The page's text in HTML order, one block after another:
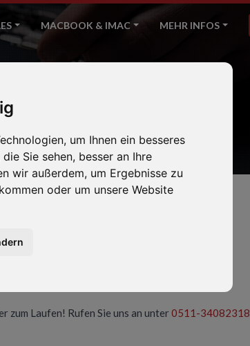
um Ihnen ein besseres
Sie sehen, besser an Ihre
wir außerdem, um Ergebnisse zu
oder um unsere Website
MACBOOK & IMAC MEHR INFOS
zum Laufen! Rufen Sie uns an unter0511-34082318